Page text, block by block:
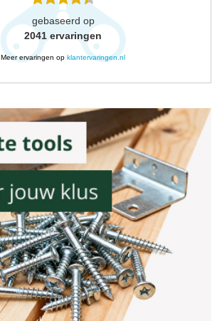
gebaseerd op
2041 ervaringen
Meer ervaringen op klantervaringen.nl